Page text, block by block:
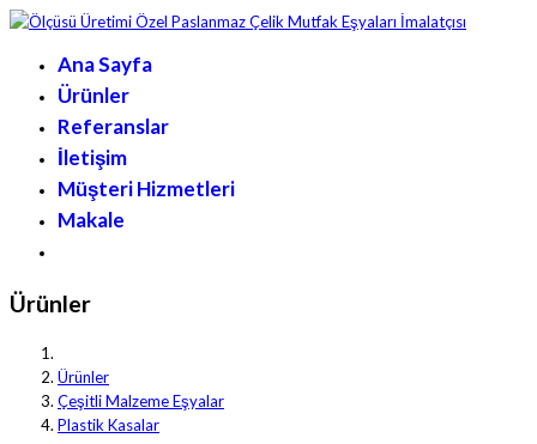
Ana Sayfa
Ürünler
Referanslar
İletişim
Müşteri Hizmetleri
Makale
Ürünler
Ürünler
Çeşitli Malzeme Eşyalar
Plastik Kasalar